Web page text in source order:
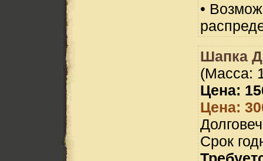
•
Шапка
(Масса:
Цена:
Цена:
Срок